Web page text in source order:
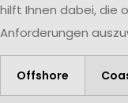
hilft Ihnen dabei, die
Anforderungen
Offshore